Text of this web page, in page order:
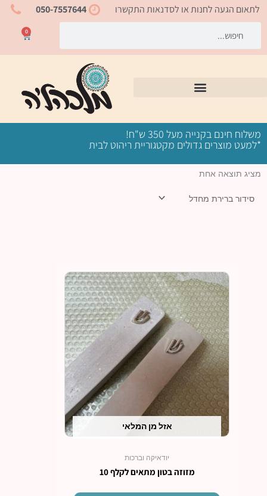
דילוג
050-7557644 לתאום הגעה לחנות או לסדנאות התקשרו
0
עגלת
קניות
משלוח חינם בקנייה מעל 350 ש"ח!
*למעט מוצרים גדולים מקטגוריית ריהוט לבית
מציג תוצאה אחת
אזל מן המלאי
יודאיקה וברכות
מזוזה בטון מתאים לקלף 10